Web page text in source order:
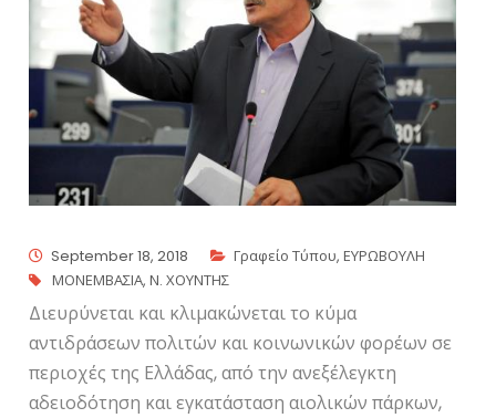
September 18, 2018 Γραφείο Τύπου,ΕΥΡΩΒΟΥΛΗ
ΜΟΝΕΜΒΑΣΙΑ,Ν. ΧΟΥΝΤΗΣ
Διευρύνεται και κλιμακώνεται το κύμα
αντιδράσεων πολιτών και κοινωνικών φορέων σε
περιοχές της Ελλάδας, από την ανεξέλεγκτη
αδειοδότηση και εγκατάσταση αιολικών πάρκων,